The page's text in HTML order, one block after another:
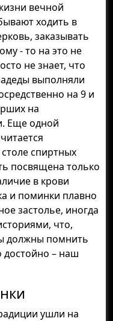
вечной
ходить в
заказывать
- то на это не
не знает, что
выполняли
на 9 и
на
Еще одной
спиртных
посвящена только
в крови
и поминки плавно
застолье, иногда
что,
должны помнить
достойно – наш
ушли на